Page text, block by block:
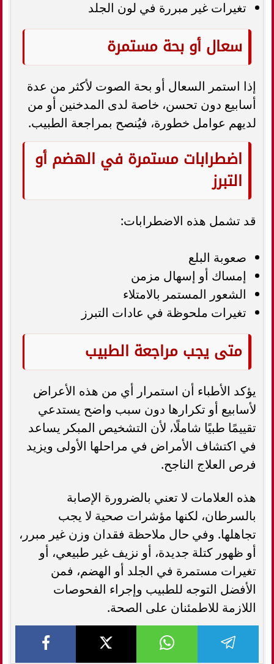
تغيرات غير مبررة في لون الجلد
سعال أو بحة مستمرة
إذا استمر السعال أو بحة الصوت لأكثر من عدة
أسابيع دون تحسن، خاصة لدى المدخنين أو من
لديهم عوامل خطورة، فيُنصح بمراجعة الطبيب.
اضطرابات مستمرة في الهضم أو
التبرز
قد تشمل هذه الاضطرابات:
صعوبة البلع
إمساك أو إسهال مزمن
الشعور المستمر بالامتلاء
تغيرات ملحوظة في عادات التبرز
متى يجب مراجعة الطبيب
يؤكد الأطباء أن استمرار أي من هذه الأعراض
لأسابيع أو تكرارها دون سبب واضح يستدعي
تقييمًا طبيًا شاملًا، لأن التشخيص المبكر يساعد
في اكتشاف الأمراض في مراحلها الأولى ويزيد
فرص العلاج الناجح.
هذه العلامات لا تعني بالضرورة الإصابة
بالسرطان، لكنها مؤشرات صحية لا يجب
تجاهلها. وفي حال ملاحظة فقدان وزن غير مبرر،
أو ظهور كتلة جديدة، أو نزيف غير طبيعي، أو
تغيرات مستمرة في الجلد أو الهضم، فمن
الأفضل التوجه للطبيب وإجراء الفحوصات
اللازمة للاطمئنان على الصحة.